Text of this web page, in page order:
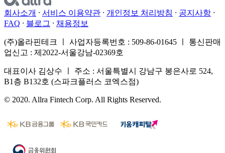
회사소개 서비스 이용약관 개인정보 처리방침
공지사항
FAQ
블로그 채용정보
(주)올라핀테크 ㅣ 사업자등록번호 : 509-86-01645 ㅣ 통신판매
업신고 : 제2022-서울강남-02369호
대표이사 김상수 ㅣ 주소 : 서울특별시 강남구 봉은사로 524,
B1층 B132호 (스파크플러스 코엑스점)
© 2020. Allra Fintech Corp. All Rights Reserved.